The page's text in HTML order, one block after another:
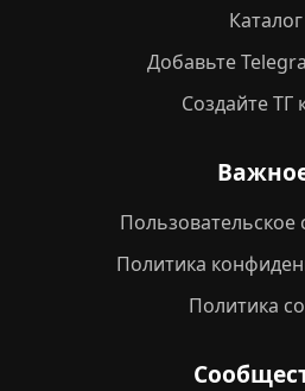
Каталог
Добавьте
Создайте ТГ
Пользовательское
Политика
Политика